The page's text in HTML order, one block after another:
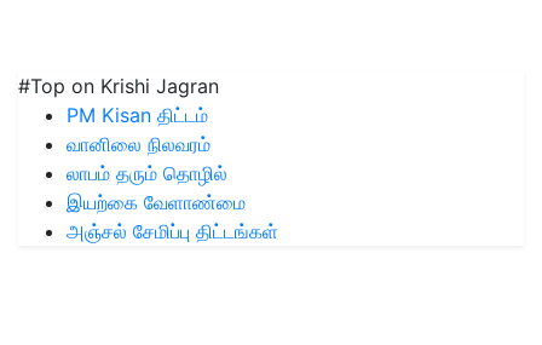
#Top on Krishi Jagran
PM Kisan திட்டம்
வானிலை நிலவரம்
லாபம் தரும் தொழில்
இயற்கை வேளாண்மை
அஞ்சல் சேமிப்பு திட்டங்கள்